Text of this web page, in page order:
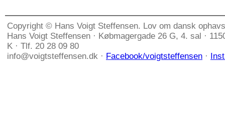
Copyright © Hans Voigt Steffensen. Lov om dansk
Hans Voigt Steffensen · Købmagergade 26 G, 4. sal ·
K · Tlf. 20 28 09 80
info@voigtsteffensen.dk · Facebook/voigtsteffensen ·